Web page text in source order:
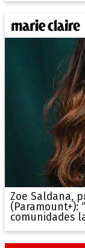
Zoe Saldana,
(Paramount+):
comunidades